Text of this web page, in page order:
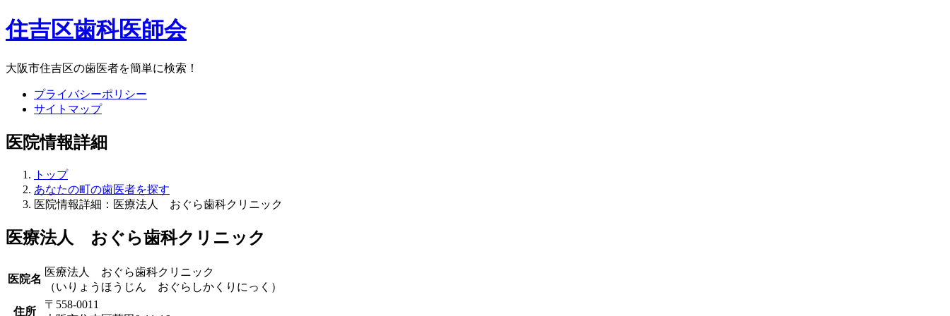
住吉区歯科医師会
大阪市住吉区の歯医者を簡単に検索！
プライバシーポリシー
サイトマップ
医院情報詳細
トップ
あなたの町の歯医者を探す
医院情報詳細：医療法人 おぐら歯科クリニック
医療法人 おぐら歯科クリニック
医院名
医療法人 おぐら歯科クリニック
（いりょうほうじん おぐらしかくりにっく）
住所
〒558-0011